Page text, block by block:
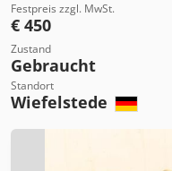
Festpreis zzgl. MwSt.
€ 450
Zustand
Gebraucht
Standort
Wiefelstede